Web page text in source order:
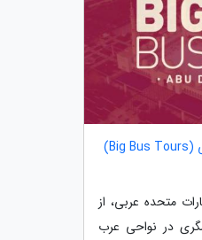
کارت گردشگری ابوظبی (Big Bus Tours)
متحده عربی، از
در نواحی عرب